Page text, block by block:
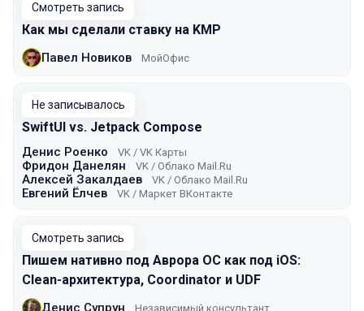
Смотреть запись
Как мы сделали ставку на KMP
Павел Новиков МойОфис
Не записывалось
SwiftUI vs. Jetpack Compose
Денис Роенко VK / VK Карты
Фридон Данелян VK / Облако Mail.Ru
Алексей Закалдаев VK / Облако Mail.Ru
Евгений Ёлчев VK / Маркет ВКонтакте
Смотреть запись
Пишем нативно под Аврора ОС как под iOS:
Clean-архитектура, Coordinator и UDF
Денис Супрун Независимый консультант